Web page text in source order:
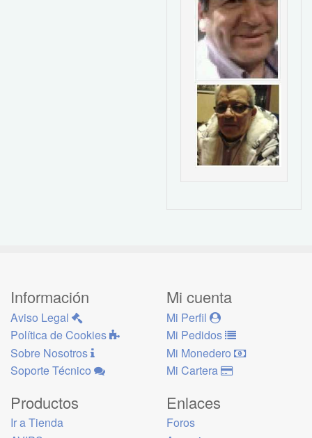
Información
Aviso Legal
Política de Cookies
Sobre Nosotros
Soporte Técnico
Mi cuenta
Mi Perfil
Mi Pedidos
Mi Monedero
Mi Cartera
Productos
Ir a Tienda
Enlaces
Foros